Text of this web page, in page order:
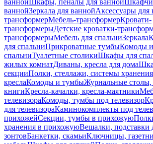
ваннойШкафы, пеналы для ванной
ваннойЗеркала для ваннойАксессуары для
трансформерМебель-трансформерКровати-
трансформерыДетские кроватки-
трансформерыМебель для спальниЗеркала
для спальниПрикроватные тумбыКомоды
спальниТуалетные столикиШкафы для
жилых комнатДиваны, кресла для дома
секцииПолки, стеллажи, системы хранения
креслаКомоды и тумбыЖурнальные столы,
книгиКресла-качалки, кресла-маятники
телевизораКомоды, тумбы под телевизор
для телевизораКаминокомплекты под
прихожейСекции, тумбы в прихожую
хранения в прихожуюВешалки, подставки
зонтовБанкетки, скамьиКлючницы,